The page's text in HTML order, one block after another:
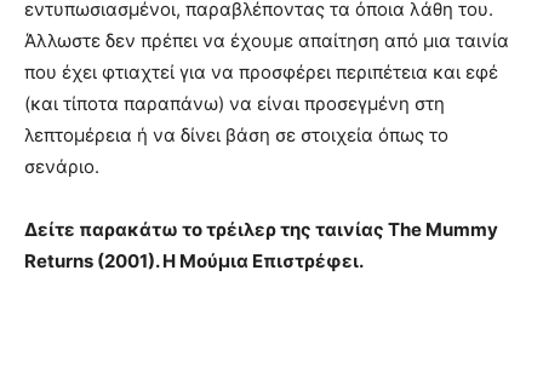
εντυπωσιασμένοι, παραβλέποντας τα όποια λάθη του.
Άλλωστε δεν πρέπει να έχουμε απαίτηση από μια ταινία
που έχει φτιαχτεί για να προσφέρει περιπέτεια και εφέ
(και τίποτα παραπάνω) να είναι προσεγμένη στη
λεπτομέρεια ή να δίνει βάση σε στοιχεία όπως το
σενάριο.
Δείτε παρακάτω το τρέιλερ της ταινίας The Mummy
Returns (2001). Η Μούμια Επιστρέφει.